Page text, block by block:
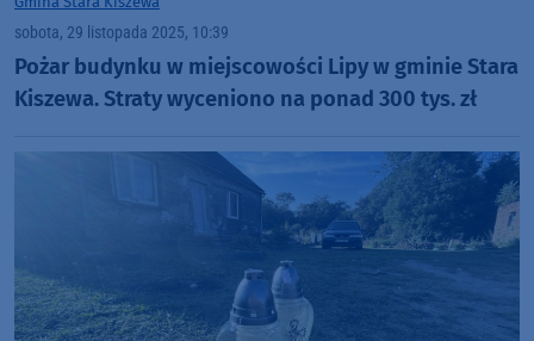
sobota, 29 listopada 2025, 10:39
Pożar budynku w miejscowości Lipy w gminie Stara
Kiszewa. Straty wyceniono na ponad 300 tys. zł